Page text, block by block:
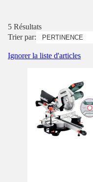
5 Résultats
Trier par:
Ignorer la liste d'articles